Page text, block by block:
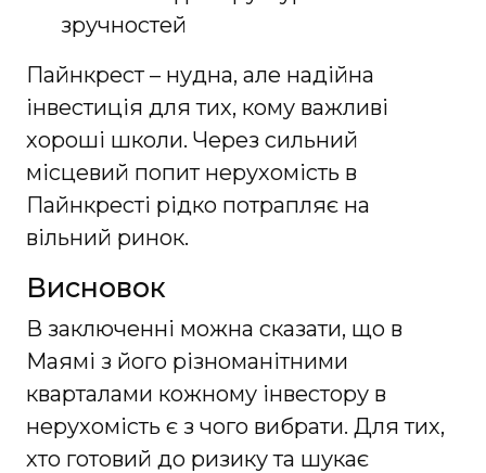
зручностей
Пайнкрест – нудна, але надійна
інвестиція для тих, кому важливі
хороші школи. Через сильний
місцевий попит нерухомість в
Пайнкресті рідко потрапляє на
вільний ринок.
Висновок
В заключенні можна сказати, що в
Маямі з його різноманітними
кварталами кожному інвестору в
нерухомість є з чого вибрати. Для тих,
хто готовий до ризику та шукає